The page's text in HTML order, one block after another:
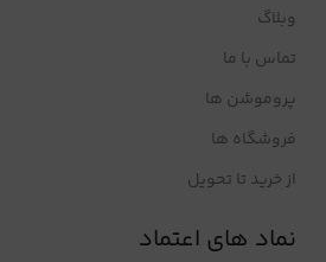
وبلاگ
تماس با ما
پروموشن ها
فروشگاه ها
از خرید تا تحویل
نماد های اعتماد